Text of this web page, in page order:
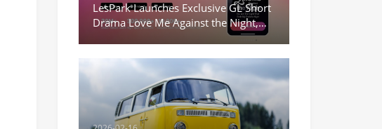
LesPark Launches Exclusive GL Short
Drama Love Me Against the Night,
Expanding Female-Centric Conten